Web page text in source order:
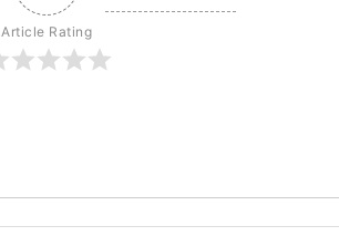
Article Rating